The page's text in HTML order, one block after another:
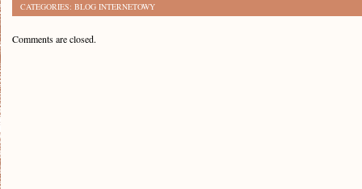
CATEGORIES: BLOG INTERNETOWY
Comments are closed.